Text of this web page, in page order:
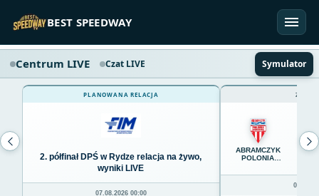
BEST SPEEDWAY
Centrum LIVE Czat LIVE Symulator
PLANOWANA RELACJA
2. półfinał DPŚ w Rydze relacja na żywo,
wyniki LIVE
07.08.2026 00:00
ABRAMCZYK
POLONIA
65